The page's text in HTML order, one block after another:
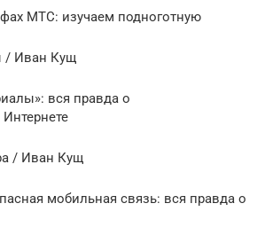
МТС: изучаем подноготную
/ Иван Кущ
вся правда о
/ Иван Кущ
мобильная связь: вся правда о